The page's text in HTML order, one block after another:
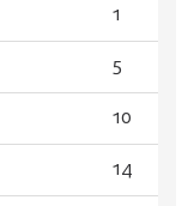
1
5
10
14